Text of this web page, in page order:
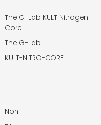
The G-Lab KULT Nitrogen
Core
The G-Lab
KULT-NITRO-CORE
Non